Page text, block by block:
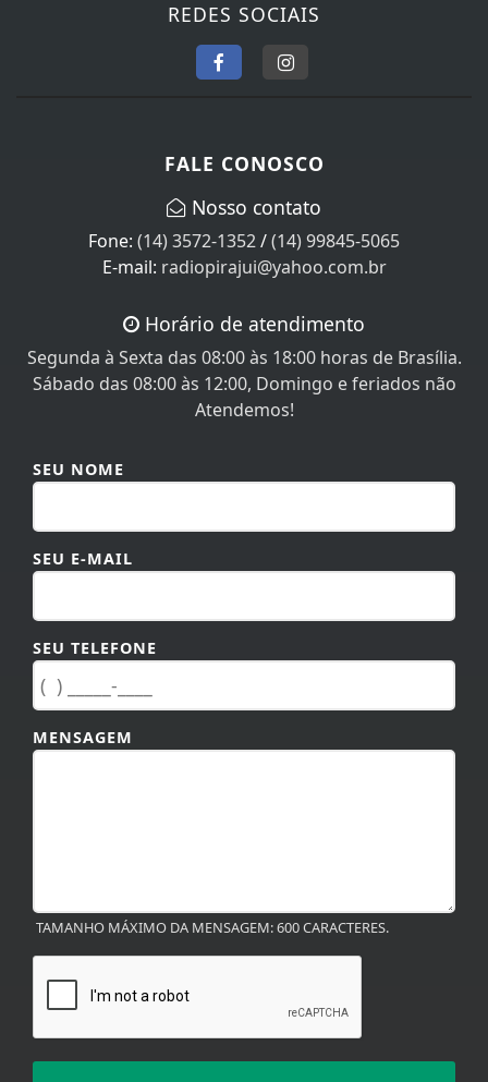
(14) 3572-1352/(14) 99845-5065
E-mail:radiopirajui@yahoo.com.br
Segunda à Sexta das 08:00 às 18:00 horas de Brasília.
Sábado das 08:00 às 12:00, Domingo e feriados não
Atendemos!
SEU E-MAIL
SEU TELEFONE
MENSAGEM
ENVIAR